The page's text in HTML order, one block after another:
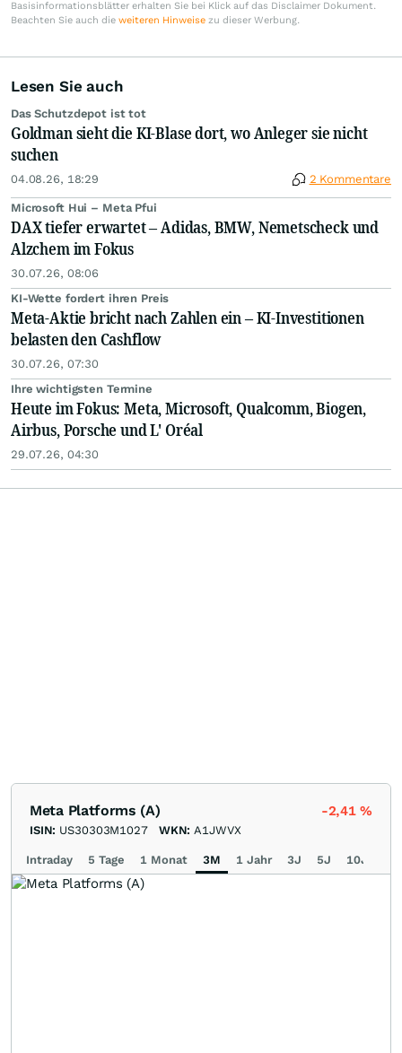
Basisinformationsblätter erhalten Sie bei Klick auf das Disclaimer Dokument.
Beachten Sie auch die weiteren Hinweise zu dieser Werbung.
Lesen Sie auch
Das Schutzdepot ist tot
Goldman sieht die KI-Blase dort, wo Anleger sie nicht
suchen
04.08.26, 18:29 2 Kommentare
Microsoft Hui – Meta Pfui
DAX tiefer erwartet – Adidas, BMW, Nemetscheck und
Alzchem im Fokus
30.07.26, 08:06
KI-Wette fordert ihren Preis
Meta-Aktie bricht nach Zahlen ein – KI-Investitionen
belasten den Cashflow
30.07.26, 07:30
Ihre wichtigsten Termine
Heute im Fokus: Meta, Microsoft, Qualcomm, Biogen,
Airbus, Porsche und L' Oréal
29.07.26, 04:30
Meta Platforms (A) -2,41%
ISIN: US30303M1027 WKN: A1JWVX
Intraday 5 Tage 1 Monat 3M 1 Jahr 3J 5J 10J